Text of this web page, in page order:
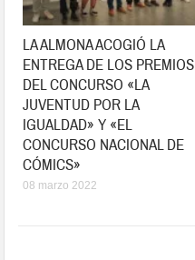
LA ALMONA ACOGIÓ LA
ENTREGA DE LOS PREMIOS
DEL CONCURSO «LA
JUVENTUD POR LA
IGUALDAD» Y «EL
CONCURSO NACIONAL DE
CÓMICS»
08 marzo 2022